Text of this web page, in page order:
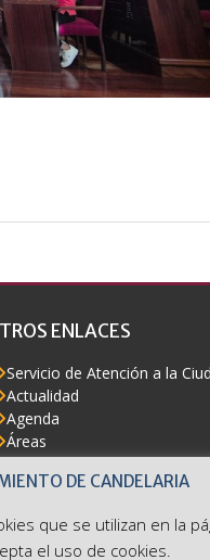
ENLACES
Servicio de Atención a la
Actualidad
Agenda
Áreas
Buzón del Ciudadano
AccesibilidadDE CANDELARIA
que se utilizan en la
el uso de cookies.